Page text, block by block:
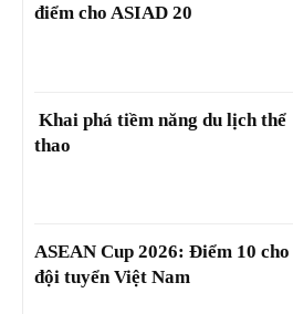
điểm cho ASIAD 20
Khai phá tiềm năng du lịch thể
thao
ASEAN Cup 2026: Điểm 10 cho
đội tuyển Việt Nam